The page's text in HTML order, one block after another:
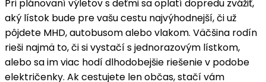
Pri plánovaní výletov s deťmi sa oplatí dopredu zvážiť,
aký lístok bude pre vašu cestu najvýhodnejší, či už
pôjdete MHD, autobusom alebo vlakom. Väčšina rodín
rieši najmä to, či si vystačí s jednorazovým lístkom,
alebo sa im viac hodí dlhodobejšie riešenie v podobe
električenky. Ak cestujete len občas, stačí vám